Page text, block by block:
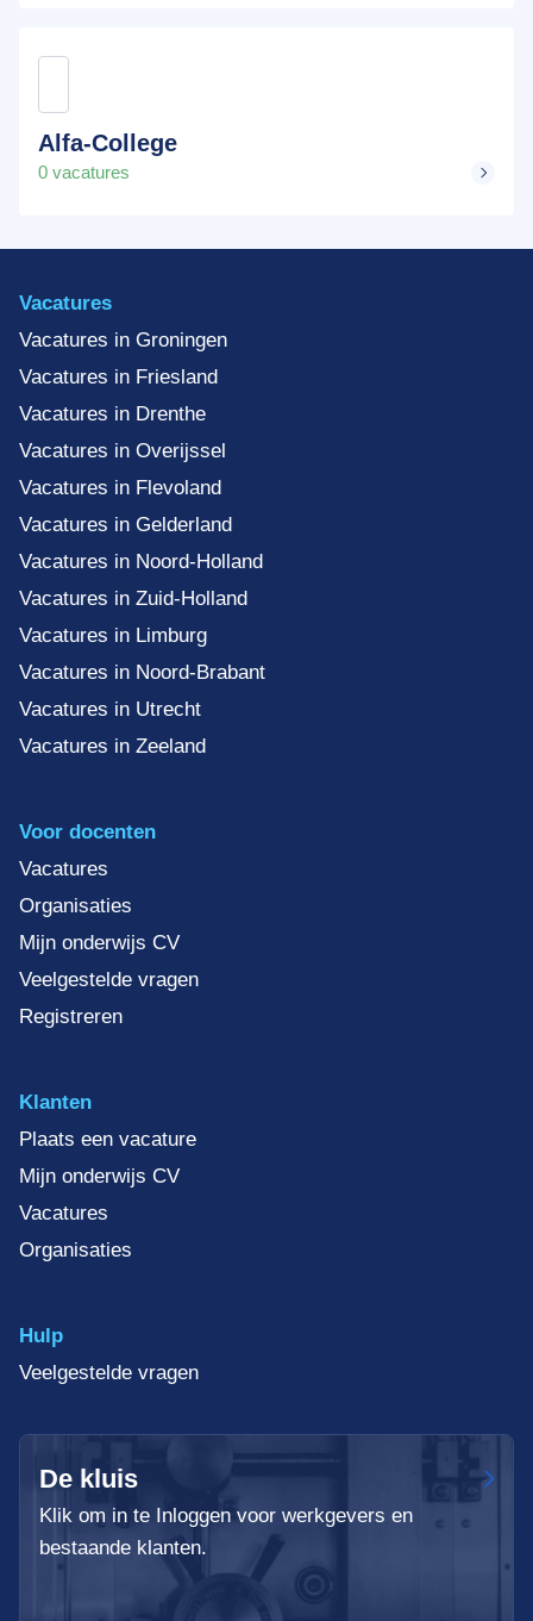
Alfa-College
0 vacatures
Vacatures
Vacatures in Groningen
Vacatures in Friesland
Vacatures in Drenthe
Vacatures in Overijssel
Vacatures in Flevoland
Vacatures in Gelderland
Vacatures in Noord-Holland
Vacatures in Zuid-Holland
Vacatures in Limburg
Vacatures in Noord-Brabant
Vacatures in Utrecht
Vacatures in Zeeland
Voor docenten
Vacatures
Organisaties
Mijn onderwijs CV
Veelgestelde vragen
Registreren
Klanten
Plaats een vacature
Mijn onderwijs CV
Vacatures
Organisaties
Hulp
Veelgestelde vragen
De kluis
Klik om in te Inloggen voor werkgevers en
bestaande klanten.